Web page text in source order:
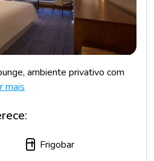
ambiente privativo com
mais
Frigobar